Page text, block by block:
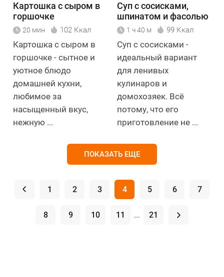
Картошка с сыром в
горшочке
20 мин 102 Ккал
Картошка с сыром в
горшочке - сытное и
уютное блюдо
домашней кухни,
любимое за
насыщенный вкус,
нежную ...
Суп с сосисками,
шпинатом и фасолью
1 ч 40 м 99 Ккал
Суп с сосисками -
идеальный вариант
для ленивых
кулинаров и
домохозяек. Всё
потому, что его
приготовление не ...
ПОКАЗАТЬ ЕЩЕ
. 1 2 3 4 5 6 7
8 9 10 11 ... 21 .